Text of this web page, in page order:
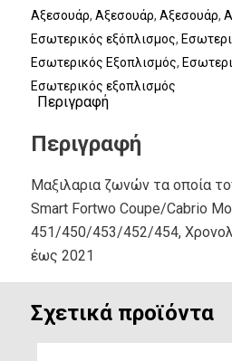
Αξεσουάρ, Αξεσουάρ, Αξεσουάρ,
Εσωτερικός εξόπλισμος,
Εσωτερικός Εξοπλισμός,
Εσωτερικός εξοπλισμός
Περιγραφή
Περιγραφή
Μαξιλαρια ζωνών τα οποία
Smart Fortwo Coupe/Cabrio
451/450/453/452/454,
έως 2021
Σχετικά προϊόντα